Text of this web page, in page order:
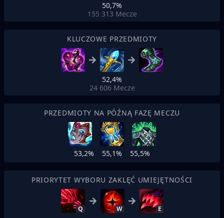
50,7%
155 313 Mecze
KLUCZOWE PRZEDMIOTY
52,4%
24 606 Mecze
PRZEDMIOTY NA PÓŹNĄ FAZĘ MECZU
53,2% 55,1% 55,5%
PRIORYTET WYBORU ZAKLĘĆ UMIEJĘTNOŚCI
Q W E